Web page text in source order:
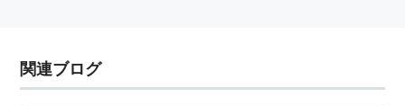
関連ブログ